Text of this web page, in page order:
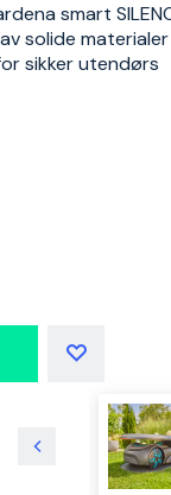
smart
solide
sikker utendørs